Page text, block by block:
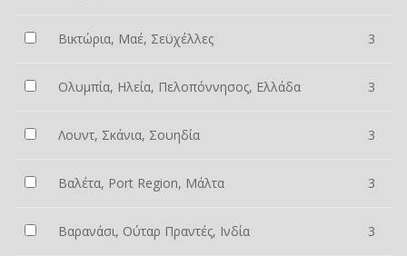
Βικτώρια, Μαέ, Σεϋχέλλες 3
Ολυμπία, Ηλεία, Πελοπόννησος, Ελλάδα 3
Λουντ, Σκάνια, Σουηδία 3
Βαλέτα, Port Region, Μάλτα 3
Βαρανάσι, Ούταρ Πραντές, Ινδία 3